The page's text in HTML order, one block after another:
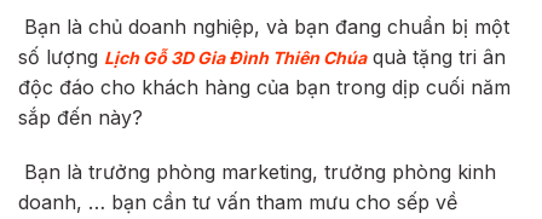
Bạn là chủ doanh nghiệp, và bạn đang chuẩn bị một
số lượng Lịch Gỗ 3D Gia Đình Thiên Chúaquà tặng tri ân
độc đáo cho khách hàng của bạn trong dịp cuối năm
sắp đến này?
Bạn là trưởng phòng marketing, trưởng phòng kinh
doanh, … bạn cần tư vấn tham mưu cho sếp về